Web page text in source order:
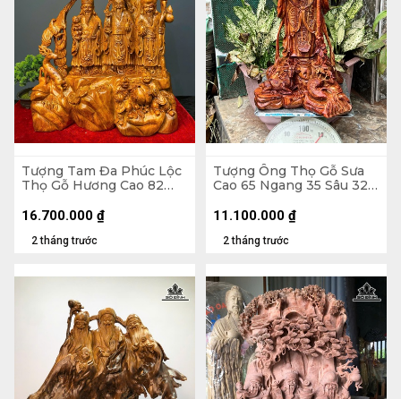
Tượng Tam Đa Phúc Lộc
Thọ Gỗ Hương Cao 82
2 tháng trước
16.700.000 ₫
Tượng Ông Thọ Gỗ Sưa
Cao 65 Ngang 35 Sâu 32
2 tháng trước
11.100.000 ₫